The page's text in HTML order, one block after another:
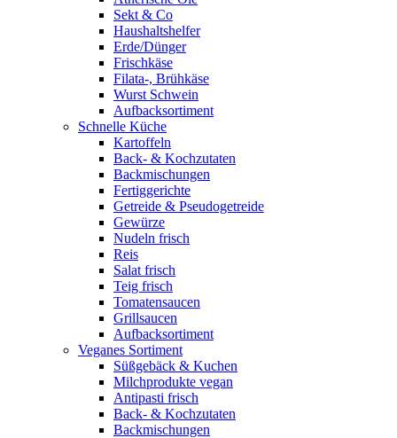
Sekt & Co
Haushaltshelfer
Erde/Dünger
Frischkäse
Filata-, Brühkäse
Wurst Schwein
Aufbacksortiment
Schnelle Küche
Kartoffeln
Back- & Kochzutaten
Backmischungen
Fertiggerichte
Getreide & Pseudogetreide
Gewürze
Nudeln frisch
Reis
Salat frisch
Teig frisch
Tomatensaucen
Grillsaucen
Aufbacksortiment
Veganes Sortiment
Süßgebäck & Kuchen
Milchprodukte vegan
Antipasti frisch
Back- & Kochzutaten
Backmischungen